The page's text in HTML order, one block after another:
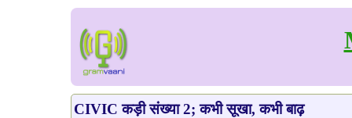
CIVIC कड़ी संख्या 2; कभी सूखा, कभी बाढ़